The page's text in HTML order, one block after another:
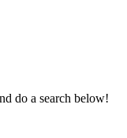
do a search below!